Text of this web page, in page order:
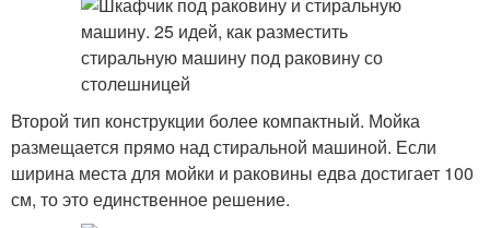
Второй тип конструкции более компактный. Мойка
размещается прямо над стиральной машиной. Если
ширина места для мойки и раковины едва достигает 100
см, то это единственное решение.